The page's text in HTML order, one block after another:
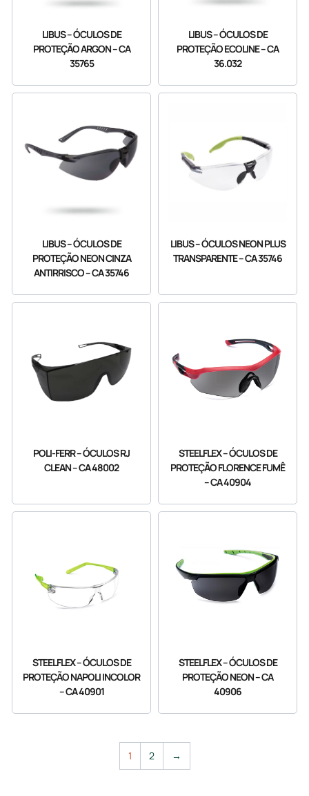
LIBUS – ÓCULOS DE
PROTEÇÃO ARGON – CA
35765
LIBUS – ÓCULOS DE
PROTEÇÃO ECOLINE – CA
36.032
LIBUS – ÓCULOS DE
PROTEÇÃO NEON CINZA
ANTIRRISCO – CA 35746
LIBUS – ÓCULOS NEON PLUS
TRANSPARENTE – CA 35746
POLI-FERR – ÓCULOS RJ
CLEAN – CA 48002
STEELFLEX – ÓCULOS DE
PROTEÇÃO FLORENCE FUMÊ
– CA 40904
STEELFLEX – ÓCULOS DE
PROTEÇÃO NAPOLI INCOLOR
– CA 40901
STEELFLEX – ÓCULOS DE
PROTEÇÃO NEON – CA
40906
1 2 →